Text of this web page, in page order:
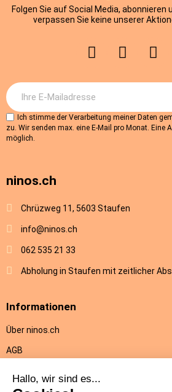
Folgen Sie auf Social Media,
verpassen Sie keine unserer
Ich stimme der Verarbeitung meiner Daten
zu. Wir senden max. eine E-Mail pro Monat. Eine
möglich.
ninos.ch
Chrüzweg 11, 5603 Staufen
info@ninos.ch
062 535 21 33
Abholung in Staufen mit zeitlicher
Informationen
Über ninos.ch
AGB